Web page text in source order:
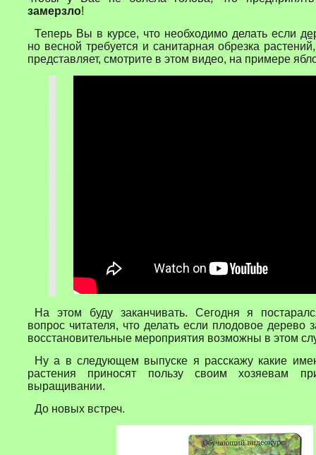
замерзло!
Теперь Вы в курсе, что необходимо делать если
но весной требуется и санитарная обрезка
представляет, смотрите в этом видео, на примере
На этом буду заканчивать. Сегодня я
вопрос читателя, что делать если плодовое дерево
восстановительные мероприятия возможны в этом
Ну а в следующем выпуске я расскажу какие
растения приносят пользу своим хозяевам
выращивании.
До новых встреч.